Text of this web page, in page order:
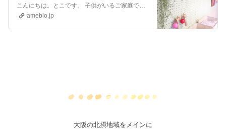
こんにちは。とこです。 子供がいるご家庭では、子供の時間割や作品、大切なお便りは壁に貼って忘れないように目に付く箇所に貼っておきたい方も多いのではないでしょう…
ameblo.jp
大阪の北摂地域をメインに